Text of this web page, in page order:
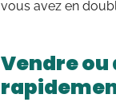
vous avez en
Vendre